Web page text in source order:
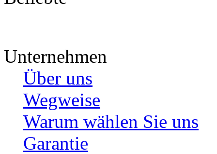
Unternehmen
Über uns
Wegweise
Warum wählen Sie uns
Garantie